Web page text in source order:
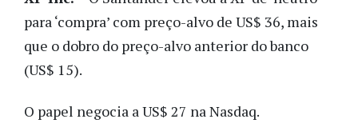
para ‘compra’ com preço-alvo de US$ 36, mais
que o dobro do preço-alvo anterior do banco
(US$ 15).
O papel negocia a US$ 27 na Nasdaq.